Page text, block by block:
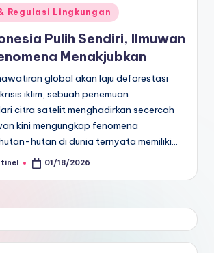
Regulasi Lingkungan
Pulih Sendiri, Ilmuwan
Menakjubkan
global akan laju deforestasi
iklim, sebuah penemuan
citra satelit menghadirkan secercah
kini mengungkap fenomena
hutan di dunia ternyata memiliki…
01/18/2026